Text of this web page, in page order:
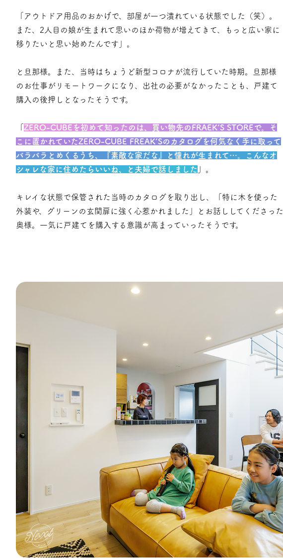
「アウトドア用品のおかげで、部屋が一つ潰れている状態でした（笑）。
また、2人目の娘が生まれて思いのほか荷物が増えてきて、もっと広い家に
移りたいと思い始めたんです」。
と旦那様。また、当時はちょうど新型コロナが流行していた時期。旦那様
のお仕事がリモートワークになり、出社の必要がなかったことも、戸建て
購入の後押しとなったそうです。
ZERO-CUBEを初めて知ったのは、買い物先のFRAEK’S STOREで。そ
こに置かれていたZERO-CUBE FREAK’Sのカタログを何気なく手に取って
パラパラとめくるうち、『素敵な家だな』と憧れが生まれて…。こんなオ
シャレな家に住めたらいいね、と夫婦で話しました
」。
キレイな状態で保管された当時のカタログを取り出し、「特に木を使った
外装や、グリーンの玄関扉に強く心惹かれました」とお話ししてくださった
奥様。一気に戸建てを購入する意識が高まっていったそうです。